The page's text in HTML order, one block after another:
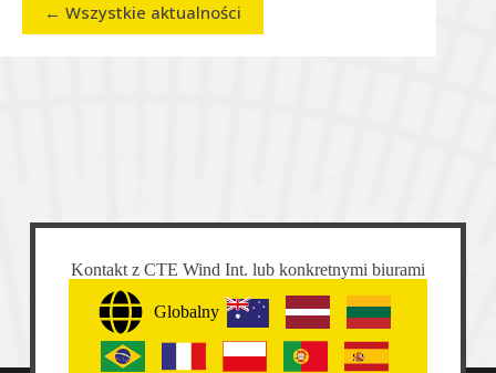
← Wszystkie aktualności
Kontakt z CTE Wind Int. lub konkretnymi biurami
Globalny